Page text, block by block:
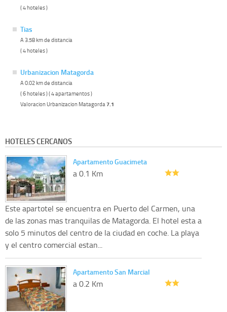
( 4 hoteles )
Tias
A 3.58 km de distancia
( 4 hoteles )
Urbanizacion Matagorda
A 0.02 km de distancia
( 6 hoteles ) ( 4 apartamentos )
Valoracion Urbanizacion Matagorda 7.1
HOTELES CERCANOS
Apartamento Guacimeta
a 0.1 Km
Este apartotel se encuentra en Puerto del Carmen, una
de las zonas mas tranquilas de Matagorda. El hotel esta a
solo 5 minutos del centro de la ciudad en coche. La playa
y el centro comercial estan...
Apartamento San Marcial
a 0.2 Km